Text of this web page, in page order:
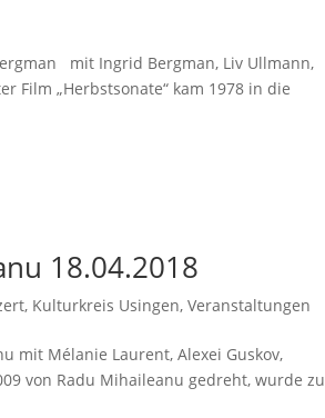
mit Ingrid Bergman, Liv Ullmann,
Film „Herbstsonate“ kam 1978 in die
18.04.2018
, Kulturkreis Usingen,Veranstaltungen
mit Mélanie Laurent, Alexei Guskov,
von Radu Mihaileanu gedreht, wurde zu